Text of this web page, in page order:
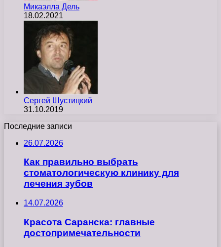
Микаэлла Дель
18.02.2021
Сергей Шустицкий
31.10.2019
Последние записи
26.07.2026
Как правильно выбрать
стоматологическую клинику для
лечения зубов
14.07.2026
Красота Саранска: главные
достопримечательности